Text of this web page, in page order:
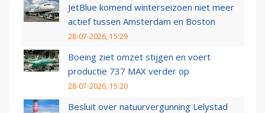
JetBlue komend winterseizoen niet meer
actief tussen Amsterdam en Boston
28-07-2026, 15:29
Boeing ziet omzet stijgen en voert
productie 737 MAX verder op
28-07-2026, 15:20
Besluit over natuurvergunning Lelystad